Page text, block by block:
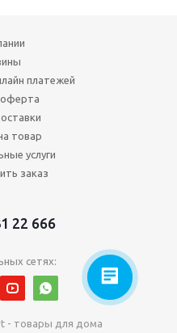
платежей
товар
услуги
заказ
22 666
сетях:
- товары для дома